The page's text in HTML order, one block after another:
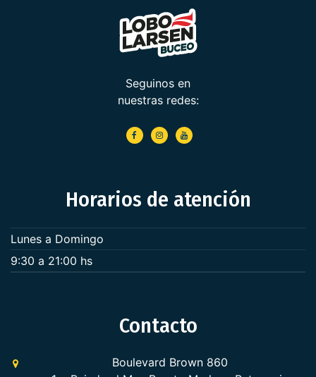
Seguinos en
nuestras redes:
Horarios de atención
Lunes a Domingo
9:30 a 21:00 hs
Contacto
Boulevard Brown 860